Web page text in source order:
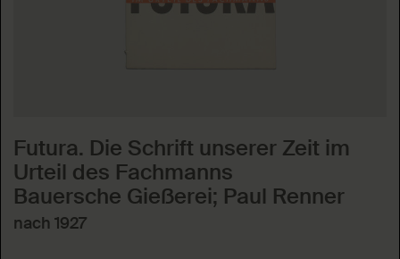
Futura. Die Schrift unserer Zeit im
Urteil des Fachmanns
Bauersche Gießerei; Paul Renner
nach 1927